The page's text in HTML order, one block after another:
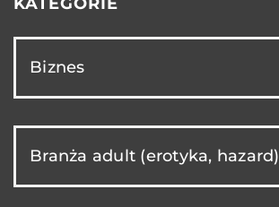
Biznes
Branża adult (erotyka, hazard)